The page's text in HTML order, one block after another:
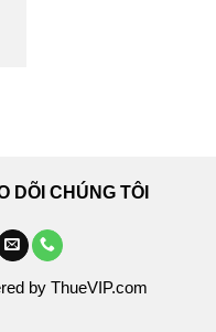
DÕI CHÚNG TÔI
by ThueVIP.com